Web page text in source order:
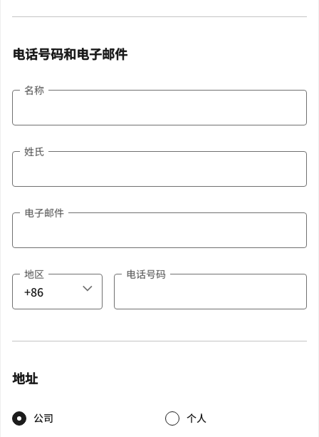
电话号码和电子邮件
名称
姓氏
电子邮件
地区 电话号码
地址
公司 个人